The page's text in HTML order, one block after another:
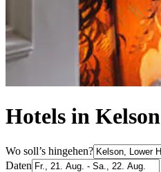
Hotels in Kelson
Wo soll’s hingehen?
Daten